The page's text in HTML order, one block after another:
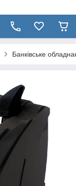
Банківське